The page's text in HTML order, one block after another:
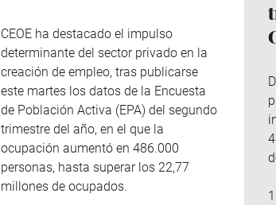
CEOE ha destacado el impulso
determinante del sector privado en la
creación de empleo, tras publicarse
este martes los datos de la Encuesta
de Población Activa (EPA) del segundo
trimestre del año, en el que la
ocupación aumentó en 486.000
personas, hasta superar los 22,77
millones de ocupados.